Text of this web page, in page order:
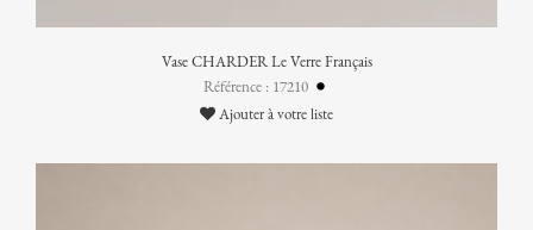
Vase CHARDER Le Verre Français
Référence : 17210
Ajouter à votre liste